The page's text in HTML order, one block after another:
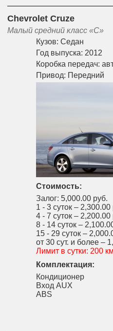
Chevrolet Cruze
Малый средний класс «С»
Кузов: Седан
Год выпуска: 2012
Коробка передач:
Привод: Передний
Стоимость:
Залог: 5,000.00 руб.
1 - 3 суток – 2,300.00
4 - 7 суток – 2,200.00
8 - 14 суток –
15 - 29 суток –
от 30 сут. и более –
Лимит в сутки: 200
Комплектация:
Кондиционер
Вход AUX
ABS